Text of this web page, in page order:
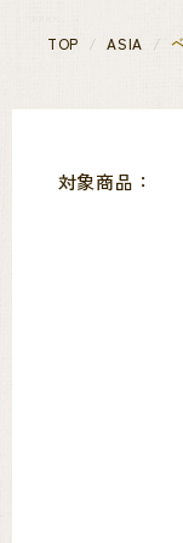
TOP ASIA
対象商品：